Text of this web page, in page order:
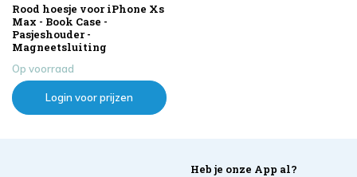
Rood hoesje voor iPhone Xs
Max - Book Case -
Pasjeshouder -
Magneetsluiting
Op voorraad
Login voor prijzen
Heb je onze App al?